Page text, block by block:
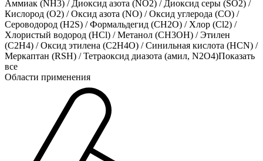
Аммиак (NH3) / Диоксид азота (NO2) / Диоксид серы (SO2) /
Кислород (O2) /Оксид азота (NO) /Оксид углерода (CO) /
Сероводород (H2S) /Формальдегид (CH2O) / Хлор (Cl2) /
Хлористый водород (HCl) /Метанол (CH3OH) /Этилен
(C2H4) /Оксид этилена (C2H4O) /Синильная кислота (HCN) /
Меркаптан (RSH) /Тетраоксид диазота (амил, N2O4)Показать
все
Области применения